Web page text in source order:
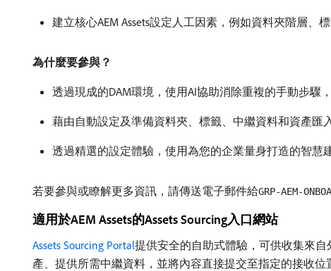
建立核心AEM Assets設定人工因素，例如資料夾階層、
為什麼要參與？
透過現成的DAM環境，使用AI協助消除重複的手動步驟
藉由自動設定及準備資料夾、標籤、中繼資料和資產匯
透過精選的設定體驗，使用為您的企業量身打造的智慧
若要參與或瞭解更多資訊，請傳送電子郵件給GRP-AEM-
適用於AEM Assets的Assets Sourcing入口網站
Assets Sourcing Portal提供安全的自助式體驗，可供收集來自
產、提供所需中繼資料，並將內容直接提交至指定的接收位